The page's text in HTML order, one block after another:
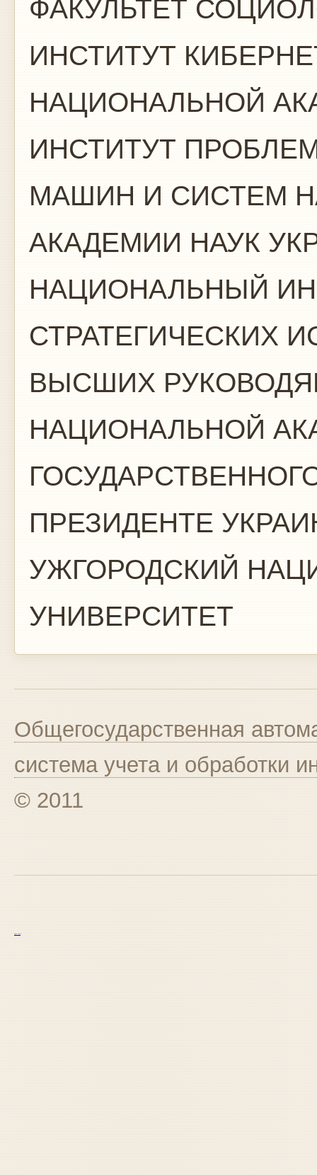
ФАКУЛЬТЕТ
ИНСТИТУТ
НАЦИОНАЛЬНОЙ
ИНСТИТУТ
МАШИН И СИСТЕМ
АКАДЕМИИ НАУК
НАЦИОНАЛЬНЫЙ
СТРАТЕГИЧЕСКИХ
ВЫСШИХ
НАЦИОНАЛЬНОЙ
ПРЕЗИДЕНТЕ
УЖГОРОДСКИЙ
УНИВЕРСИТЕТ
Общегосударственная
система учета и обработки
© 2011
курс excel